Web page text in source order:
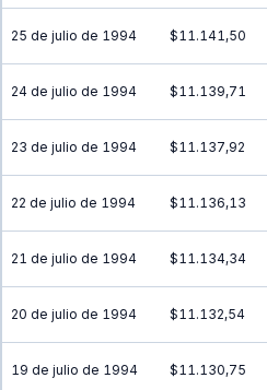
25 de julio de 1994 $11.141,50
24 de julio de 1994 $11.139,71
23 de julio de 1994 $11.137,92
22 de julio de 1994 $11.136,13
21 de julio de 1994 $11.134,34
20 de julio de 1994 $11.132,54
19 de julio de 1994 $11.130,75